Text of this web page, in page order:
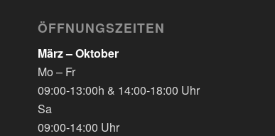
ÖFFNUNGSZEITEN
März – Oktober
Mo – Fr
09:00-13:00h & 14:00-18:00 Uhr
Sa
09:00-14:00 Uhr